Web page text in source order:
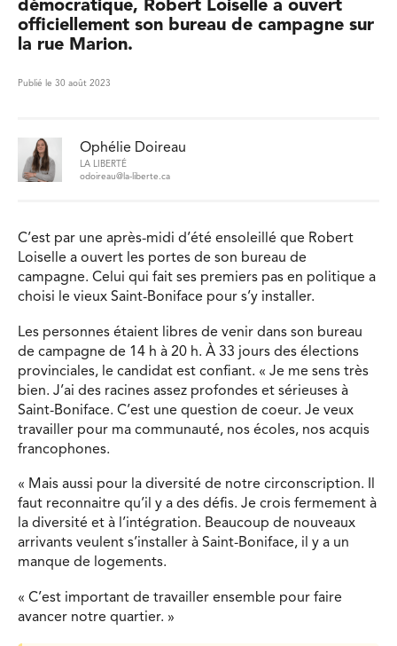
démocratique, Robert Loiselle a ouvert
officiellement son bureau de campagne sur
la rue Marion.
Publié le 30 août 2023
Ophélie Doireau
LA LIBERTÉ
odoireau@la-liberte.ca
C’est par une après-midi d’été ensoleillé que Robert
Loiselle a ouvert les portes de son bureau de
campagne. Celui qui fait ses premiers pas en politique a
choisi le vieux Saint-Boniface pour s’y installer.
Les personnes étaient libres de venir dans son bureau
de campagne de 14 h à 20 h. À 33 jours des élections
provinciales, le candidat est confiant. « Je me sens très
bien. J’ai des racines assez profondes et sérieuses à
Saint-Boniface. C’est une question de coeur. Je veux
travailler pour ma communauté, nos écoles, nos acquis
francophones.
« Mais aussi pour la diversité de notre circonscription. Il
faut reconnaitre qu’il y a des défis. Je crois fermement à
la diversité et à l’intégration. Beaucoup de nouveaux
arrivants veulent s’installer à Saint-Boniface, il y a un
manque de logements.
« C’est important de travailler ensemble pour faire
avancer notre quartier. »